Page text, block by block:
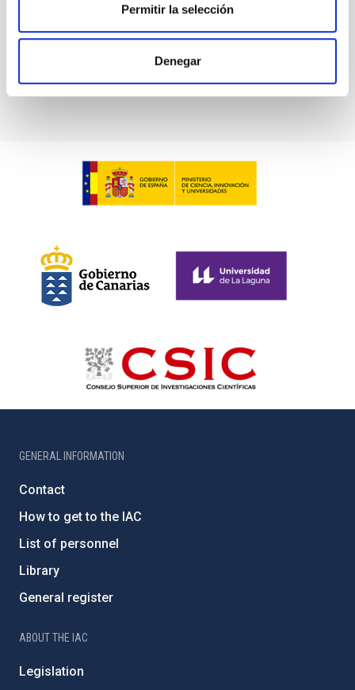
Permitir la selección
Denegar
GENERAL INFORMATION
Contact
How to get to the IAC
List of personnel
Library
General register
ABOUT THE IAC
Legislation